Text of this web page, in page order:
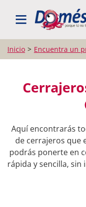
BUSCAR
Inicio Encuentra un
Aquí encontrarás
de cerrajeros que
podrás ponerte en
rápida y sencilla,